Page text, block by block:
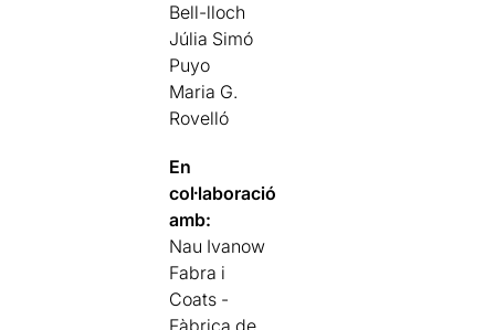
Bell-lloch
Júlia Simó
Puyo
Maria G.
Rovelló
En
col·laboració
amb:
Nau Ivanow
Fabra i
Coats -
Fàbrica de